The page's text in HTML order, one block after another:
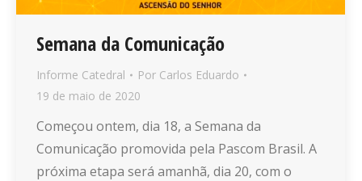
Semana da Comunicação
Informe Catedral Por Carlos Eduardo
19 de maio de 2020
Começou ontem, dia 18, a Semana da
Comunicação promovida pela Pascom Brasil. A
próxima etapa será amanhã, dia 20, com o